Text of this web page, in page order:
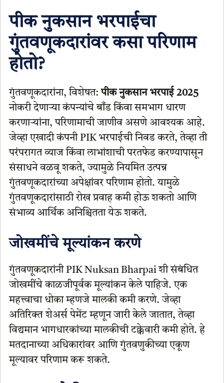
पीक नुकसान भरपाईचा
गुंतवणूकदारांवर कसा परिणाम
होतो?
गुंतवणूकदारांना, विशेषत:पीक नुकसान भरपाई 2025
नोकरी देणार्‍या कंपन्यांचे बाँड किंवा समभाग धारण
करणार्‍यांना, परिणामाची जाणीव असणे आवश्यक आहे.
जेव्हा एखादी कंपनी PIK भरपाईची निवड करते, तेव्हा ती
परंपरागत व्याज किंवा लाभांशाची परतफेड करण्यापासून
संसाधने वळवू शकते, ज्यामुळे नियमित उत्पन्न
गुंतवणूकदारांच्या अपेक्षांवर परिणाम होतो. यामुळे
गुंतवणूकदारांसाठी रोख प्रवाह कमी होऊ शकतो आणि
संभाव्य आर्थिक अनिश्चितता येऊ शकते.
जोखमींचे मूल्यांकन करणे
गुंतवणूकदारांनी PIK Nuksan Bharpai शी संबंधित
जोखमींचे काळजीपूर्वक मूल्यांकन केले पाहिजे. एक
महत्त्वाचा धोका म्हणजे मालकी कमी करणे. जेव्हा
अतिरिक्त शेअर्स पेमेंट म्हणून जारी केले जातात, तेव्हा
विद्यमान भागधारकांच्या मालकीची टक्केवारी कमी होते. हे
मतदानाच्या अधिकारांवर आणि गुंतवणुकीच्या एकूण
मूल्यावर परिणाम करू शकते.